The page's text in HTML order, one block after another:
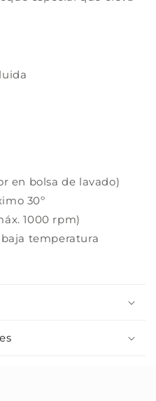
en bolsa de lavado)
30º
1000 rpm)
temperatura